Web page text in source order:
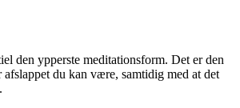
den ypperste meditationsform. Det er den
afslappet du kan være, samtidig med at det